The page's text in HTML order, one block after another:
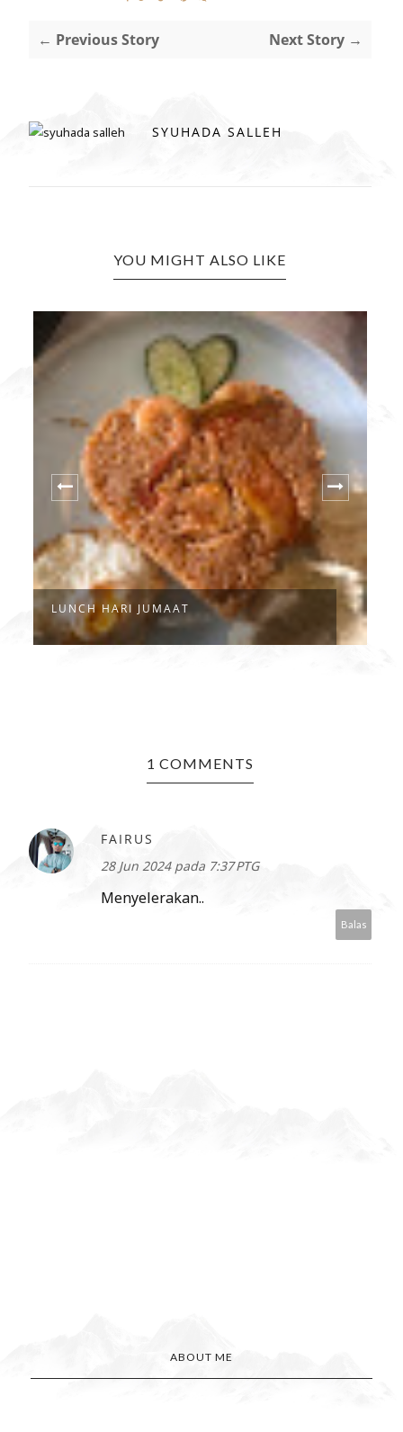
← Previous Story Next Story →
SYUHADA SALLEH
YOU MIGHT ALSO LIKE
LUNCH HARI JUMAAT
1 COMMENTS
FAIRUS
28 Jun 2024 pada 7:37 PTG
Menyelerakan..
Balas
ABOUT ME